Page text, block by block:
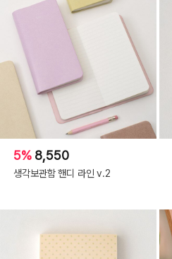
5% 8,550
생각보관함 핸디 라인 v.2